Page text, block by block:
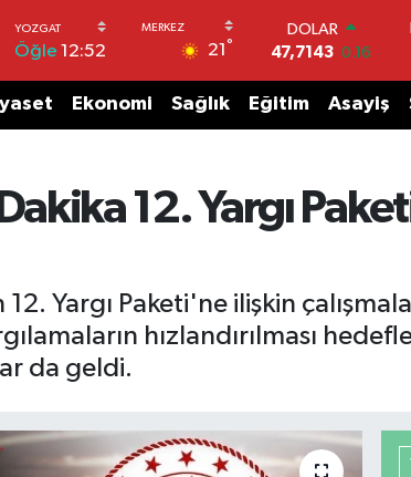
Öğle 12:52 21 °
DOLAR
47,7143 0.16
55,0317
-0.02
6574.81
1.44
BİST100
Ekonomi Sağlık Eğitim Asayiş
12. Yargı
Yargı Paketi'ne ilişkin
hızlandırılması
da geldi.